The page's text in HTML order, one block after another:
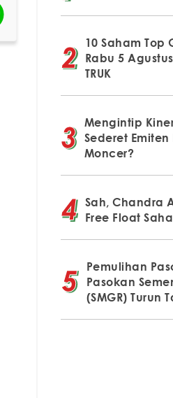
10 Saham
Rabu 5
TRUK
Mengintip
Sederet
Moncer?
Sah, Chandra
Free Float
Pemulihan
Pasokan
(SMGR) Turun